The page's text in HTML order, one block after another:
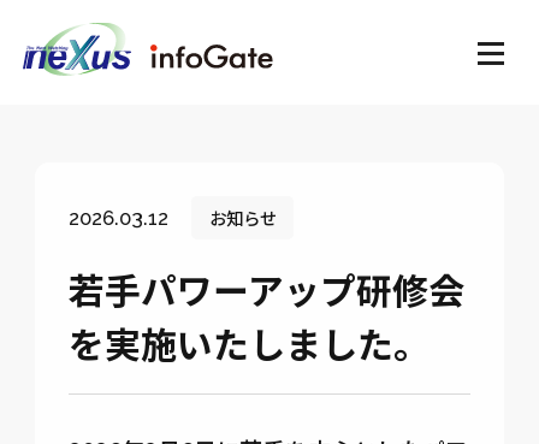
2026.03.12 お知らせ
若手パワーアップ研修会
を実施いたしました。